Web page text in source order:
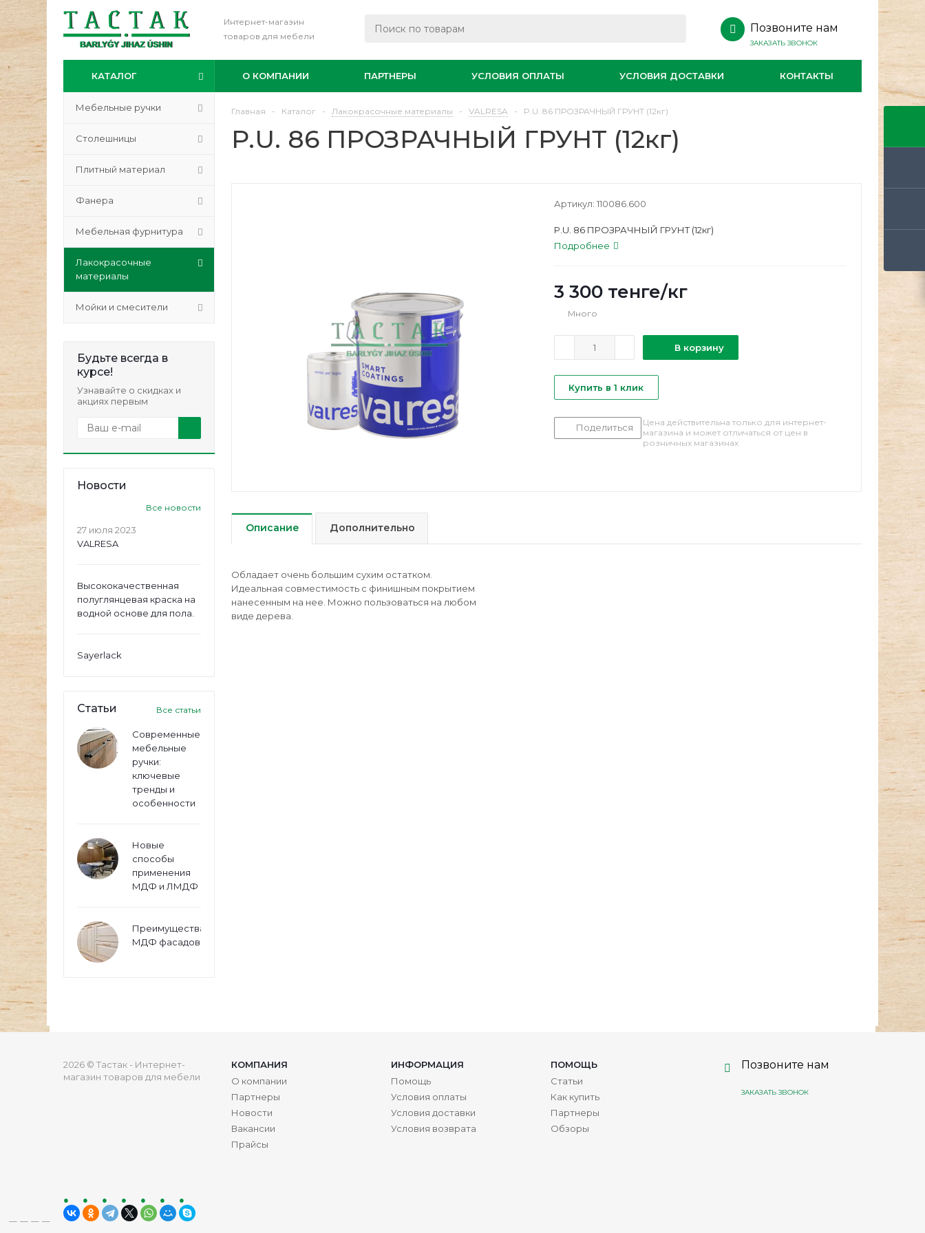
Интернет-магазин
товаров для мебели
Позвоните нам
ЗАКАЗАТЬ ЗВОНОК
КАТАЛОГ О КОМПАНИИ ПАРТНЕРЫ УСЛОВИЯ ОПЛАТЫ УСЛОВИЯ ДОСТАВКИ КОНТАКТЫ
Мебельные ручки
Столешницы
Плитный материал
Фанера
Мебельная фурнитура
Лакокрасочные
материалы
Мойки и смесители
Будьте всегда в
курсе!
Узнавайте о скидках и
акциях первым
Новости
Все новости
27 июля 2023
VALRESA
Высококачественная
полуглянцевая краска на
водной основе для пола.
Sayerlack
Статьи Все статьи
Современные
мебельные
ручки:
ключевые
тренды и
особенности
Новые
способы
применения
МДФ и ЛМДФ
Преимущества
МДФ фасадов
Главная - Каталог - Лакокрасочные материалы - VALRESA - P.U. 86 ПРОЗРАЧНЫЙ ГРУНТ (12кг)
P.U. 86 ПРОЗРАЧНЫЙ ГРУНТ (12кг)
Артикул: 110086.600
P.U. 86 ПРОЗРАЧНЫЙ ГРУНТ (12кг)
Подробнее
3 300 тенге/кг
Много
В корзину
Купить в 1 клик
Поделиться
Цена действительна только для интернет-
магазина и может отличаться от цен в
розничных магазинах
Описание Дополнительно
Обладает очень большим сухим остатком.
Идеальная совместимость с финишным покрытием
нанесенным на нее. Можно пользоваться на любом
виде дерева.
2026 © Тастак - Интернет-
магазин товаров для мебели
КОМПАНИЯ ИНФОРМАЦИЯ
ПОМОЩЬ
О компании
Партнеры
Новости
Вакансии
Прайсы
Помощь
Условия оплаты
Условия доставки
Условия возврата
Статьи
Как купить
Партнеры
Обзоры
Позвоните нам
ЗАКАЗАТЬ ЗВОНОК